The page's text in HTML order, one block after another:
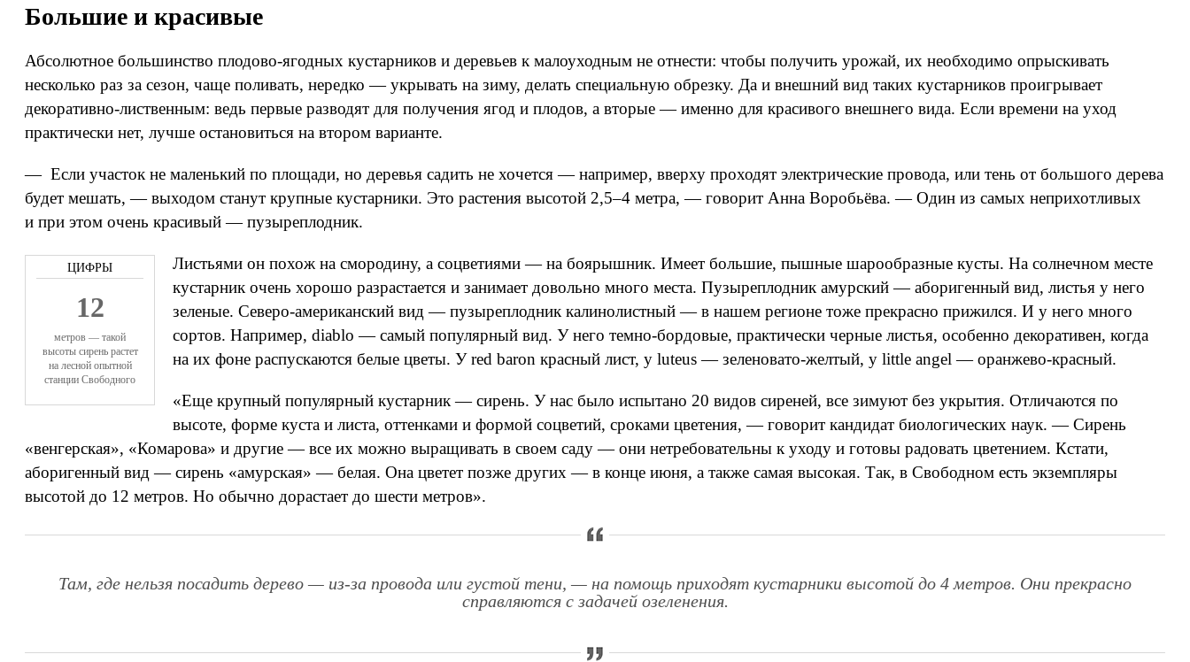
Большие и красивые
Абсолютное большинство плодово-ягодных кустарников и деревьев к малоуходным не отнести: чтобы получить урожай, их необходимо опрыскивать
несколько раз за сезон, чаще поливать, нередко — укрывать на зиму, делать специальную обрезку. Да и внешний вид таких кустарников проигрывает
декоративно-лиственным: ведь первые разводят для получения ягод и плодов, а вторые — именно для красивого внешнего вида. Если времени на уход
практически нет, лучше остановиться на втором варианте.
— Если участок не маленький по площади, но деревья садить не хочется — например, вверху проходят электрические провода, или тень от большого дерева
будет мешать, — выходом станут крупные кустарники. Это растения высотой 2,5–4 метра, — говорит Анна Воробьёва. — Один из самых неприхотливых
и при этом очень красивый — пузыреплодник.
12
метров — такой
высоты сирень растет
на лесной опытной
станции Свободного
Листьями он похож на смородину, а соцветиями — на боярышник. Имеет большие, пышные шарообразные кусты. На солнечном месте
кустарник очень хорошо разрастается и занимает довольно много места. Пузыреплодник амурский — аборигенный вид, листья у него
зеленые. Северо-американский вид — пузыреплодник калинолистный — в нашем регионе тоже прекрасно прижился. И у него много
сортов. Например, diablo — самый популярный вид. У него темно-бордовые, практически черные листья, особенно декоративен, когда
на их фоне распускаются белые цветы. У red baron красный лист, у luteus — зеленовато-желтый, у little angel — оранжево-красный.
«Еще крупный популярный кустарник — сирень. У нас было испытано 20 видов сиреней, все зимуют без укрытия. Отличаются по
высоте, форме куста и листа, оттенками и формой соцветий, сроками цветения, — говорит кандидат биологических наук. — Сирень
«венгерская», «Комарова» и другие — все их можно выращивать в своем саду — они нетребовательны к уходу и готовы радовать цветением. Кстати,
аборигенный вид — сирень «амурская» — белая. Она цветет позже других — в конце июня, а также самая высокая. Так, в Свободном есть экземпляры
высотой до 12 метров. Но обычно дорастает до шести метров».
Там, где нельзя посадить дерево — из-за провода или густой тени, — на помощь приходят кустарники высотой до 4 метров. Они прекрасно
справляются с задачей озеленения.